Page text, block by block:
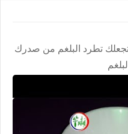
تطرد البلغم من صدرك